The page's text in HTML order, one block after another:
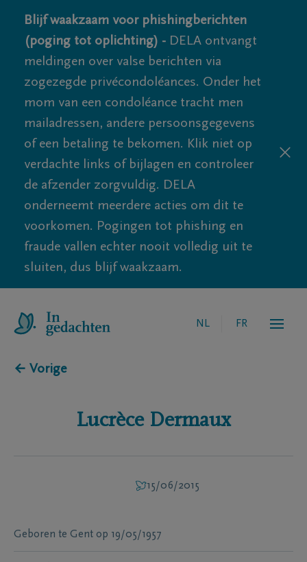
Blijf waakzaam voor phishingberichten
(poging tot oplichting) - DELA ontvangt
meldingen over valse berichten via
zogezegde privécondoléances. Onder het
mom van een condoléance tracht men
mailadressen, andere persoonsgegevens
of een betaling te bekomen. Klik niet op
verdachte links of bijlagen en controleer
de afzender zorgvuldig. DELA
onderneemt meerdere acties om dit te
voorkomen. Pogingen tot phishing en
fraude vallen echter nooit volledig uit te
sluiten, dus blijf waakzaam.
NL FR
← Vorige
Lucrèce Dermaux
15/06/2015
Geboren te Gent op 19/05/1957